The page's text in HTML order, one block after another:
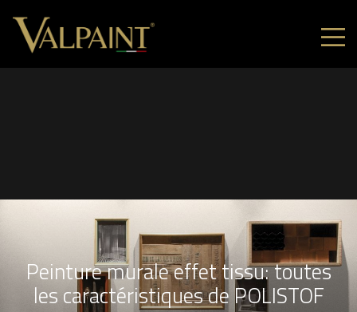
Peinture murale effet tissu: toutes
les caractéristiques de POLISTOF